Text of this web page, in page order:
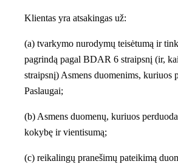
Klientas yra atsakingas už:
(a) tvarkymo nurodymų teisėtumą ir
pagrindą pagal BDAR 6 straipsnį (ir,
straipsnį) Asmens duomenims, kuriuos
Paslaugai;
(b) Asmens duomenų, kuriuos
kokybę ir vientisumą;
(c) reikalingų pranešimų pateikimą